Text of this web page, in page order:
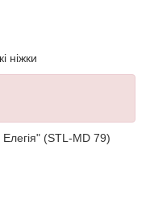
ніжки
(STL-MD 79)